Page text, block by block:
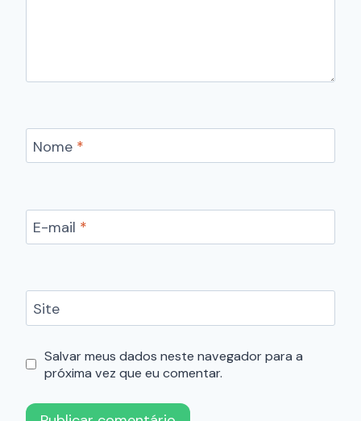
Nome *
E-mail *
Site
Salvar meus dados neste navegador para a
próxima vez que eu comentar.